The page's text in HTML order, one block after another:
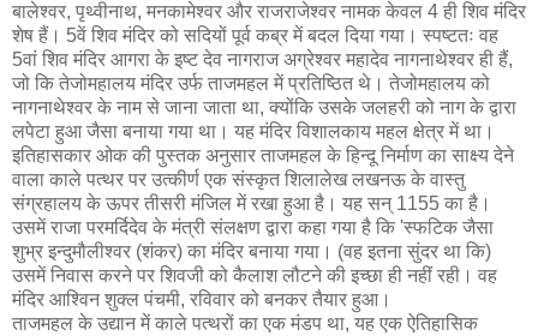
बालेश्वर, पृथ्वीनाथ, मनकामेश्वर और राजराजेश्वर नामक केवल 4 ही शिव मंदिर
शेष हैं। 5वें शिव मंदिर को सदियों पूर्व कब्र में बदल दिया गया। स्पष्टतः वह
5वां शिव मंदिर आगरा के इष्ट देव नागराज अग्रेश्वर महादेव नागनाथेश्वर ही हैं,
जो कि तेजोमहालय मंदिर उर्फ ताजमहल में प्रतिष्ठित थे। तेजोमहालय को
नागनाथेश्वर के नाम से जाना जाता था, क्योंकि उसके जलहरी को नाग के द्वारा
लपेटा हुआ जैसा बनाया गया था। यह मंदिर विशालकाय महल क्षेत्र में था।
इतिहासकार ओक की पुस्तक अनुसार ताजमहल के हिन्दू निर्माण का साक्ष्य देने
वाला काले पत्थर पर उत्कीर्ण एक संस्कृत शिलालेख लखनऊ के वास्तु
संग्रहालय के ऊपर तीसरी मंजिल में रखा हुआ है। यह सन् 1155 का है।
उसमें राजा परमर्दिदेव के मंत्री संलक्षण द्वारा कहा गया है कि 'स्फटिक जैसा
शुभ्र इन्दुमौलीश्‍वर (शंकर) का मंदिर बनाया गया। (वह इतना सुंदर था कि)
उसमें निवास करने पर शिवजी को कैलाश लौटने की इच्छा ही नहीं रही। वह
मंदिर आश्‍विन शुक्ल पंचमी, रविवार को बनकर तैयार हुआ।
ताजमहल के उद्यान में काले पत्थरों का एक मंडप था, यह एक ऐतिहासिक